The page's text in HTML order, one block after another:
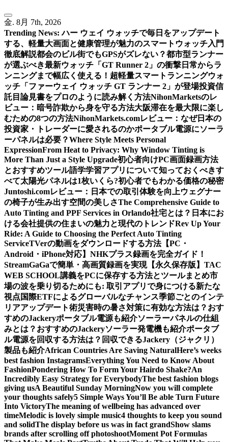
金. 8月 7th, 2026
Trending News: ハー ウェイ ウォッチで毎日をアップデート
する、軽量大画面と健康管理が魅力のスマートウォッチ入門
徹底解説都会のビル街でもGPSがズレない？都市型ランナー
が選ぶべき最新ウォッチ「GT Runner 2」の衝撃 日常からラ
ンニングまで幅広く使える！超軽量スマートランニングウォ
ッチ「ファーウェイ ウォッチ GT ランナー 2」が登場投資信
託目論見書をプロのように読み解く方法NihonMarketsのレ
ビュー：暗号詐欺から身を守る方法大阪滞在を最大限に楽し
むための8つの方法NihonMarkets.comレビュー：なぜ日本の
投資家・トレーダーに愛されるのかポータブル電源にソーラ
ーパネルは必要？Where Style Meets Personal
ExpressionFrom Heat to Privacy: Why Window Tinting is
More Than Just a Style Upgrade初心者向けPC画面録画方法
とおすすめツール語学学習アプリについて知っておくべきす
べて太陽光パネルは1枚いくら?初心者でもわかる価格の秘密
Juntoshi.comレビュー：日本での取引体験を向上ウェグナー
の椅子が生み出す空間の美しさThe Comprehensive Guide to
Auto Tinting and PPF Services in Orlando社宅とは？日本にお
ける会社提供の住まいの魅力と現代のトレンドRev Up Your
Ride: A Guide to Choosing the Perfect Auto Tinting
ServiceTVerの動画をダウンロードする方法【PC・
Android・iPhone対応】 NHKプラス録画を完全ガイド！
StreamGaGaで簡単・高画質録画を実現【永久保存版】TAC
WEB SCHOOL講義をPCに保存する方法とツールまとめ市
場の波を乗り切るためにも: 取引アプリで身につける新たな
視点 国際ETFによるグローバルなチャンス季節ごとのインテ
リアアップデート術災害時の暑さ対策に有効な方法は？おす
すめのJackeryポータブル電源も紹介ソーラーパネルの仕組
みとは？おすすめのJackeryソーラー発電機も紹介ポータブ
ル電源を回収する方法は？回収できるJackery（ジャクリ）
製品も紹介African Countries Are Saving NaturalHere’s weeks
best fashion InstagramsEverything You Need to Know About
FashionPondering How To Form Your Hairdo Shake?An
Incredibly Easy Strategy for EverybodyThe best fashion blogs
giving usA Beautiful Sunday MorningNow you will complete
your thoughts safely5 Simple Ways You’ll Be able Turn Future
Into VictoryThe meaning of wellbeing has advanced over
timeMelodic is lovely simple music4 thoughts to keep you sound
and solidThe display before us was in fact grandShow slams
brands after scrolling off photoshootMoment Pot Formulas